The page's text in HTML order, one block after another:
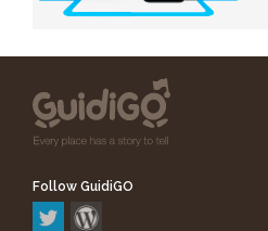
Follow GuidiGO